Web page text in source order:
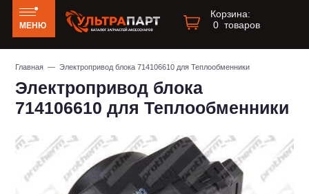
МЕНЮ
Корзина:
0 товаров
Главная — Электропривод блока 714106610 для Теплообменники
Электропривод блока
714106610 для Теплообменники